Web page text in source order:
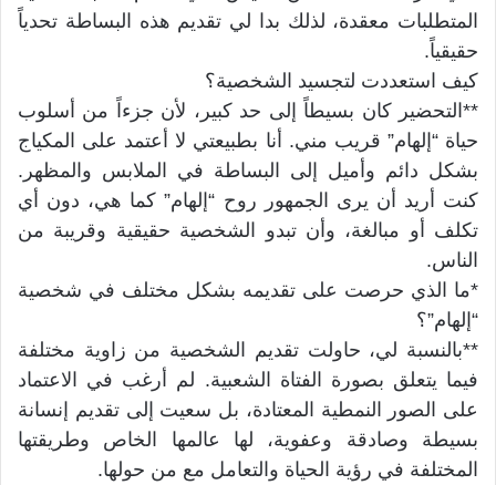
المتطلبات معقدة، لذلك بدا لي تقديم هذه البساطة تحدياً
حقيقياً.
كيف استعددت لتجسيد الشخصية؟
**التحضير كان بسيطاً إلى حد كبير، لأن جزءاً من أسلوب
حياة “إلهام” قريب مني. أنا بطبيعتي لا أعتمد على المكياج
بشكل دائم وأميل إلى البساطة في الملابس والمظهر.
كنت أريد أن يرى الجمهور روح “إلهام” كما هي، دون أي
تكلف أو مبالغة، وأن تبدو الشخصية حقيقية وقريبة من
الناس.
*ما الذي حرصت على تقديمه بشكل مختلف في شخصية
“إلهام”؟
**بالنسبة لي، حاولت تقديم الشخصية من زاوية مختلفة
فيما يتعلق بصورة الفتاة الشعبية. لم أرغب في الاعتماد
على الصور النمطية المعتادة، بل سعيت إلى تقديم إنسانة
بسيطة وصادقة وعفوية، لها عالمها الخاص وطريقتها
المختلفة في رؤية الحياة والتعامل مع من حولها.